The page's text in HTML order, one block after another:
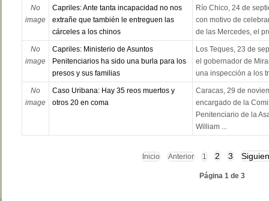
No
image
Capriles: Ante tanta incapacidad no nos
extrañe que también le entreguen las
cárceles a los chinos
Río Chico, 24 de
con motivo de
de las Mercedes, el
No
image
Capriles: Ministerio de Asuntos
Penitenciarios ha sido una burla para los
presos y sus familias
Los Teques, 23 de
el gobernador de
una inspección a los
No
image
Caso Uribana: Hay 35 reos muertos y
otros 20 en coma
Caracas, 29 de
encargado de la
Penitenciario de la
William ...
Inicio Anterior 1 2 3
Página 1 de 3